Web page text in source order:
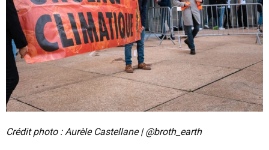
Crédit photo : Aurèle Castellane | @broth_earth